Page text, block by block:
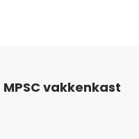
MPSC vakkenkast